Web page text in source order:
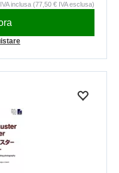
IVA inclusa (77,50 € IVA esclusa)